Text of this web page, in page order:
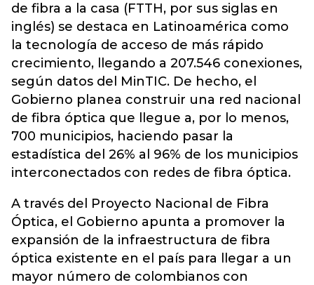
de fibra a la casa (FTTH, por sus siglas en
inglés) se destaca en Latinoamérica como
la tecnología de acceso de más rápido
crecimiento, llegando a 207.546 conexiones,
según datos del MinTIC. De hecho, el
Gobierno planea construir una red nacional
de fibra óptica que llegue a, por lo menos,
700 municipios, haciendo pasar la
estadística del 26% al 96% de los municipios
interconectados con redes de fibra óptica.
A través del Proyecto Nacional de Fibra
Óptica, el Gobierno apunta a promover la
expansión de la infraestructura de fibra
óptica existente en el país para llegar a un
mayor número de colombianos con